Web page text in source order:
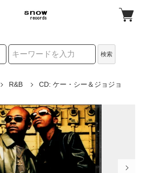
検索
R&B CD: ケー・シー＆ジョジョ